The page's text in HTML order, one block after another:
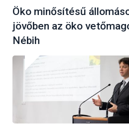
Öko minősítésű
jövőben az öko
Nébih